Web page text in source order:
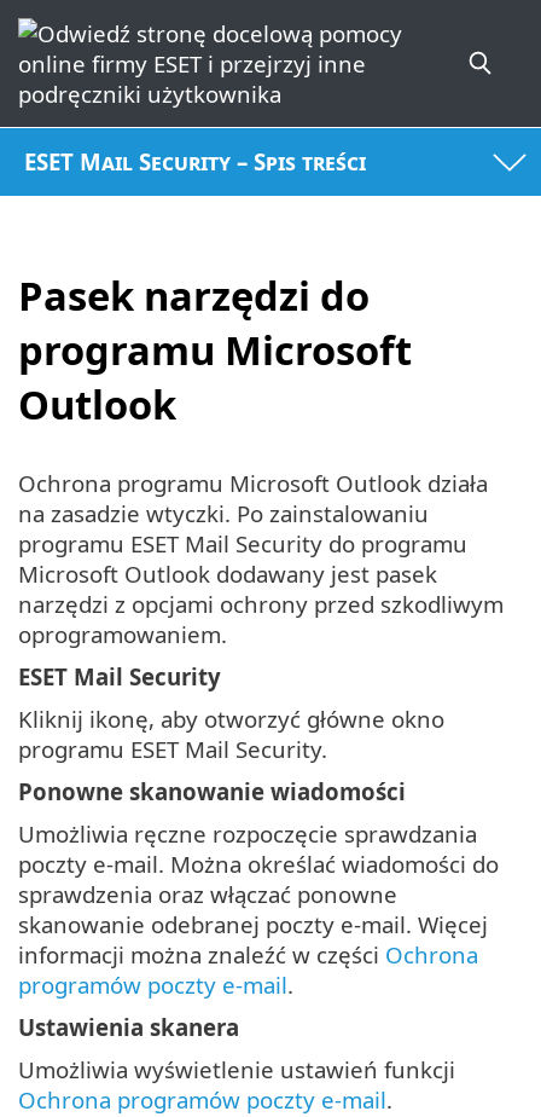
ESET Mail Security – Spis treści
Pasek narzędzi do
programu Microsoft
Outlook
Ochrona programu Microsoft Outlook działa
na zasadzie wtyczki. Po zainstalowaniu
programu ESET Mail Security do programu
Microsoft Outlook dodawany jest pasek
narzędzi z opcjami ochrony przed szkodliwym
oprogramowaniem.
ESET Mail Security
Kliknij ikonę, aby otworzyć główne okno
programu ESET Mail Security.
Ponowne skanowanie wiadomości
Umożliwia ręczne rozpoczęcie sprawdzania
poczty e-mail. Można określać wiadomości do
sprawdzenia oraz włączać ponowne
skanowanie odebranej poczty e-mail. Więcej
informacji można znaleźć w części Ochrona
programów poczty e-mail.
Ustawienia skanera
Umożliwia wyświetlenie ustawień funkcji
Ochrona programów poczty e-mail.